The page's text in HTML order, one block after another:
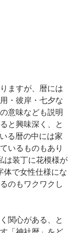
ますが、暦には
・彼岸・七夕な
意味なども説明
と興味深く、と
る暦の中には家
いるものもあり
は装丁に花模様が
体で女性仕様にな
のもワクワクし
関心がある、と
「神社暦」をど